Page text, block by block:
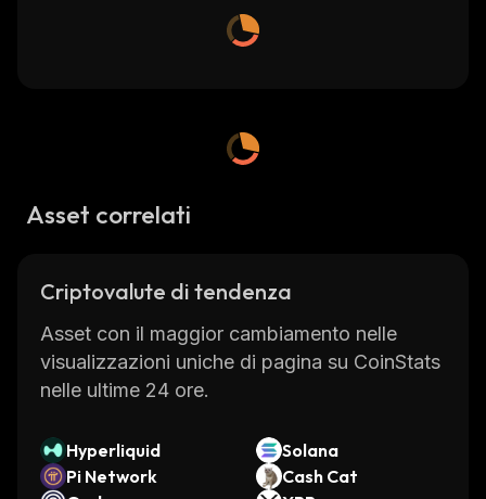
Asset correlati
Criptovalute di tendenza
Asset con il maggior cambiamento nelle
visualizzazioni uniche di pagina su CoinStats
nelle ultime 24 ore.
Hyperliquid
Solana
Pi Network
Cash Cat